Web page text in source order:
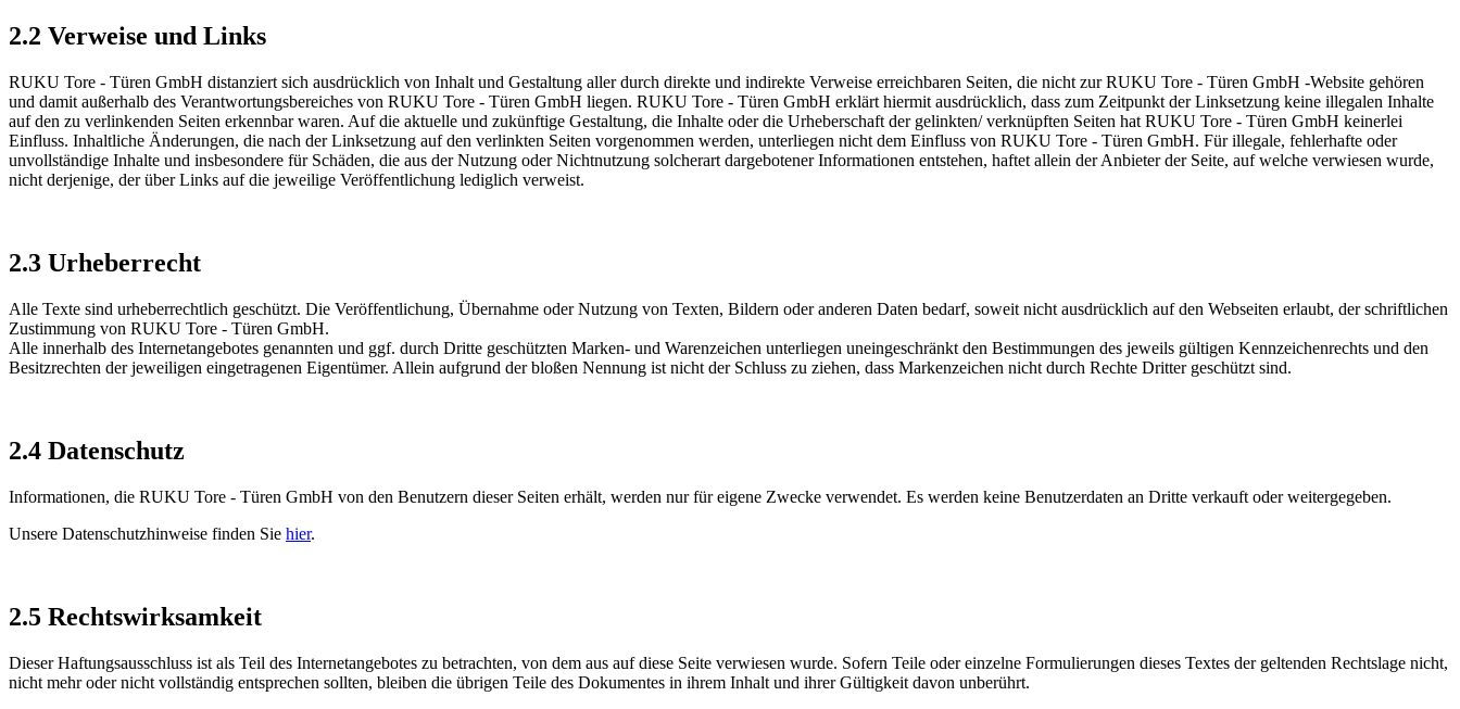
2.2 Verweise und Links
RUKU Tore - Türen GmbH distanziert sich ausdrücklich von Inhalt und Gestaltung aller durch direkte und indirekte Verweise erreichbaren Seiten, die nicht zur RUKU Tore - Türen GmbH -Website gehören
und damit außerhalb des Verantwortungsbereiches von RUKU Tore - Türen GmbH liegen. RUKU Tore - Türen GmbH erklärt hiermit ausdrücklich, dass zum Zeitpunkt der Linksetzung keine illegalen Inhalte
auf den zu verlinkenden Seiten erkennbar waren. Auf die aktuelle und zukünftige Gestaltung, die Inhalte oder die Urheberschaft der gelinkten/ verknüpften Seiten hat RUKU Tore - Türen GmbH keinerlei
Einfluss. Inhaltliche Änderungen, die nach der Linksetzung auf den verlinkten Seiten vorgenommen werden, unterliegen nicht dem Einfluss von RUKU Tore - Türen GmbH. Für illegale, fehlerhafte oder
unvollständige Inhalte und insbesondere für Schäden, die aus der Nutzung oder Nichtnutzung solcherart dargebotener Informationen entstehen, haftet allein der Anbieter der Seite, auf welche verwiesen wurde,
nicht derjenige, der über Links auf die jeweilige Veröffentlichung lediglich verweist.
2.3 Urheberrecht
Alle Texte sind urheberrechtlich geschützt. Die Veröffentlichung, Übernahme oder Nutzung von Texten, Bildern oder anderen Daten bedarf, soweit nicht ausdrücklich auf den Webseiten erlaubt, der schriftlichen
Zustimmung von RUKU Tore - Türen GmbH.
Alle innerhalb des Internetangebotes genannten und ggf. durch Dritte geschützten Marken- und Warenzeichen unterliegen uneingeschränkt den Bestimmungen des jeweils gültigen Kennzeichenrechts und den
Besitzrechten der jeweiligen eingetragenen Eigentümer. Allein aufgrund der bloßen Nennung ist nicht der Schluss zu ziehen, dass Markenzeichen nicht durch Rechte Dritter geschützt sind.
2.4 Datenschutz
Informationen, die RUKU Tore - Türen GmbH von den Benutzern dieser Seiten erhält, werden nur für eigene Zwecke verwendet. Es werden keine Benutzerdaten an Dritte verkauft oder weitergegeben.
Unsere Datenschutzhinweise finden Sie hier.
2.5 Rechtswirksamkeit
Dieser Haftungsausschluss ist als Teil des Internetangebotes zu betrachten, von dem aus auf diese Seite verwiesen wurde. Sofern Teile oder einzelne Formulierungen dieses Textes der geltenden Rechtslage nicht,
nicht mehr oder nicht vollständig entsprechen sollten, bleiben die übrigen Teile des Dokumentes in ihrem Inhalt und ihrer Gültigkeit davon unberührt.